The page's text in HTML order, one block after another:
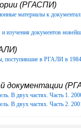
(РГАСПИ)
материалы к
изучения документов
поступившие в РГАЛИ в
документации
В двух частях. Часть 1.
В двух частях. Часть 2.